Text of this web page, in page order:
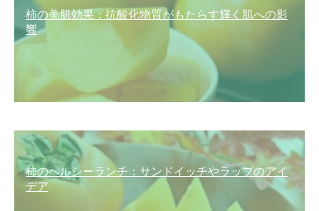
柿の美肌効果：抗酸化物質がもたらす輝く肌への影
響
柿のヘルシーランチ：サンドイッチやラップのアイ
デア